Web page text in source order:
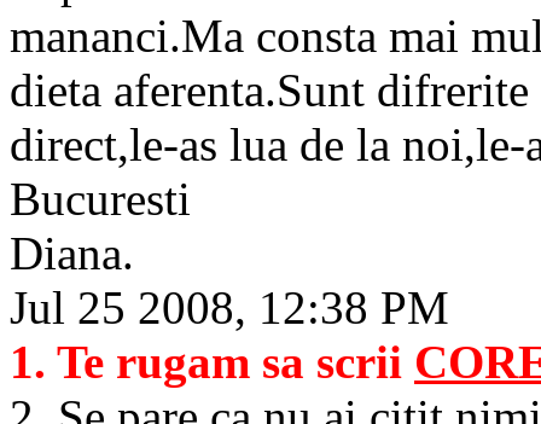
mananci.Ma consta mai
dieta aferenta.Sunt
direct,le-as lua de la
Bucuresti
Diana.
Jul 25 2008, 12:38 PM
1. Te rugam sa scrii